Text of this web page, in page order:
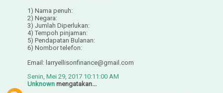
1) Nama penuh:
2) Negara:
3) Jumlah Diperlukan:
4) Tempoh pinjaman:
5) Pendapatan Bulanan:
6) Nombor telefon:
Email: larryellisonfinance@gmail.com
Senin, Mei 29, 2017 10:11:00 AM
Unknown mengatakan...